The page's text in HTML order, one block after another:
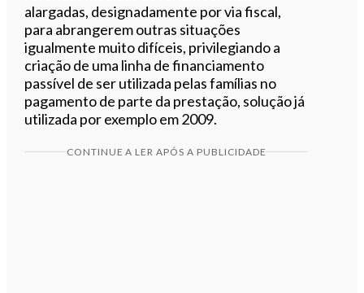
alargadas, designadamente por via fiscal,
para abrangerem outras situações
igualmente muito difíceis, privilegiando a
criação de uma linha de financiamento
passível de ser utilizada pelas famílias no
pagamento de parte da prestação, solução já
utilizada por exemplo em 2009.
CONTINUE A LER APÓS A PUBLICIDADE